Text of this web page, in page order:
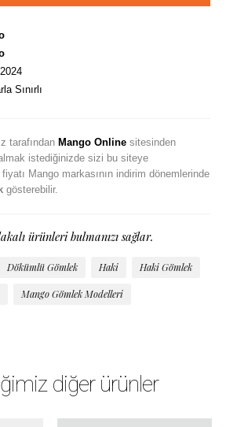
Sınırlı
tarafından Mango Onlinesitesinden
istediğinizde sizi bu siteye
Mango markasının indirim dönemlerinde
gösterebilir.
ürünleri bulmanızı sağlar.
Dökümlü Gömlek Haki Haki Gömlek
Mango Gömlek Modelleri
diğer ürünler